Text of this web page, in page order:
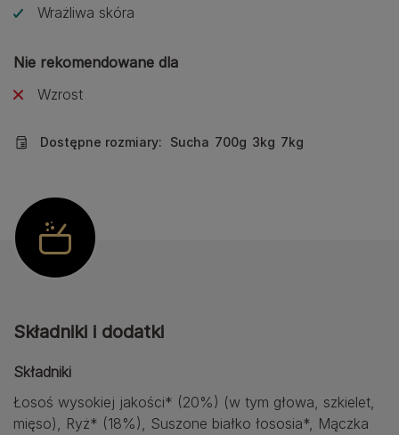
Wrażliwa skóra
Nie rekomendowane dla
Wzrost
Dostępne rozmiary: Sucha 700g 3kg 7kg
Składniki i dodatki
Składniki
Łosoś wysokiej jakości* (20%) (w tym głowa, szkielet,
mięso), Ryż* (18%), Suszone białko łososia*, Mączka